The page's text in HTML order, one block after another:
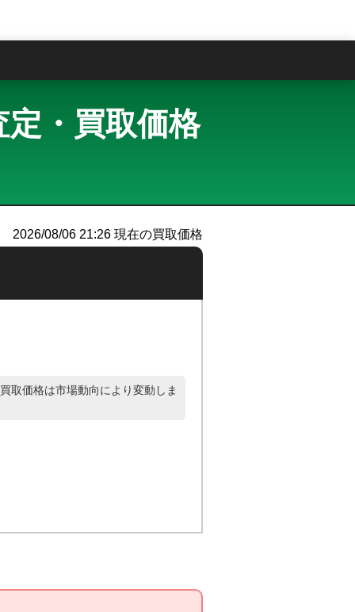
・買取価格
2026/08/06 21:26 現在の買取価格
取価格は市場動向により変動しま